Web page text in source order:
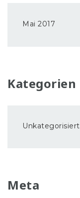
Mai 2017
Kategorien
Unkategorisiert
Meta